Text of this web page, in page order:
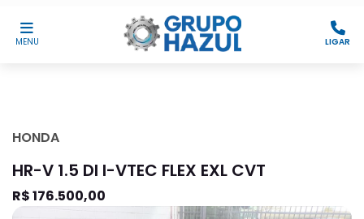
MENU LIGAR
HONDA
HR-V 1.5 DI I-VTEC FLEX EXL CVT
R$ 176.500,00